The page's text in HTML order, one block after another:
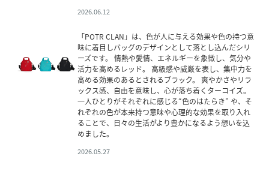
2026.06.12
「POTR CLAN」は、色が人に与える効果や色の持つ意
味に着目しバッグのデザインとして落とし込んだシリ
ーズです。 情熱や愛情、エネルギーを象徴し、気分や
活力を高めるレッド。 高級感や威厳を表し、集中力を
高める効果のあるとされるブラック。 爽やかさやリラ
ックス感、自由を意味し、心が落ち着くターコイズ。
一人ひとりがそれぞれに感じる“色のはたらき” や、そ
れぞれの色が本来持つ意味や心理的な効果を取り入れ
ることで、日々の生活がより豊かになるよう想いを込
めました。
2026.05.27